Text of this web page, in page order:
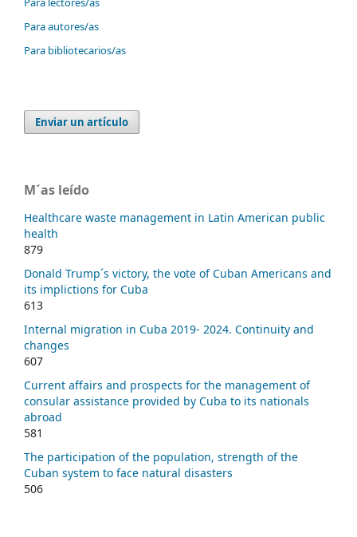
Para autores/as
Para bibliotecarios/as
Enviar un artículo
M´as leído
Healthcare waste management in Latin American public
health
879
Donald Trump´s victory, the vote of Cuban Americans and
its implictions for Cuba
613
Internal migration in Cuba 2019- 2024. Continuity and
changes
607
Current affairs and prospects for the management of
consular assistance provided by Cuba to its nationals
abroad
581
The participation of the population, strength of the
Cuban system to face natural disasters
506